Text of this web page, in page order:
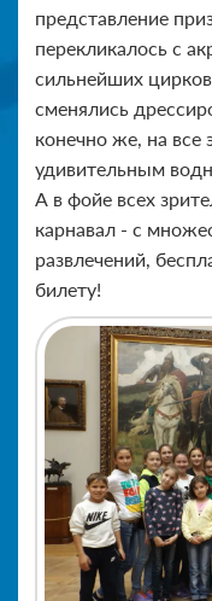
представление
перекликалось с
сильнейших
сменялись
конечно же, на все
удивительным
А в фойе всех
карнавал - с
развлечений,
билету!